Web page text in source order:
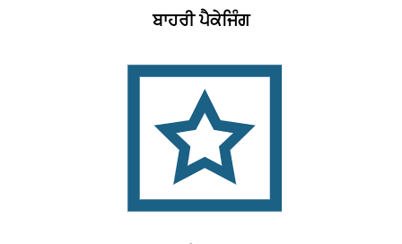
ਬਾਹਰੀ ਪੈਕੇਜਿੰਗ